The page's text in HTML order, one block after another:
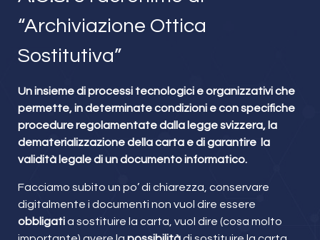
“Archiviazione Ottica
Sostitutiva”
Un insieme di processi tecnologici e organizzativi che
permette, in determinate condizioni e con specifiche
procedure regolamentate dalla legge svizzera, la
dematerializzazione della carta e di garantire la
validità legale di un documento informatico.
Facciamo subito un po’ di chiarezza, conservare
digitalmente i documenti non vuol dire essere
obbligatia sostituire la carta, vuol dire (cosa molto